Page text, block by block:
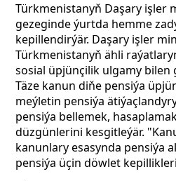
Türkmenistanyň Daşary işler
gezeginde ýurtda hemme
kepillendirýär. Daşary işler
Türkmenistanyň ähli
sosial üpjünçilik ulgamy bilen
Täze kanun diňe pensiýa
meýletin pensiýa
pensiýa bellemek,
düzgünlerini kesgitleýär.
kanunlary esasynda pensiýa
pensiýa üçin döwlet